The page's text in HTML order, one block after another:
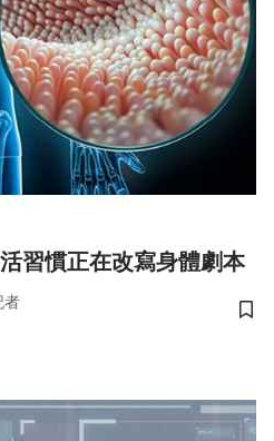
運 你的生活習慣正在改寫身體劇本
者
儲